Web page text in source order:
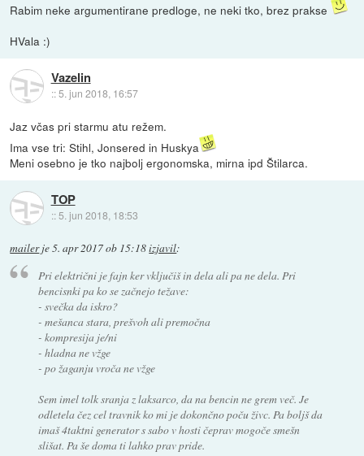
Rabim neke argumentirane predloge, ne neki tko, brez prakse
HVala :)
Vazelin
::5. jun 2018, 16:57
Jaz včas pri starmu atu režem.
Ima vse tri: Stihl, Jonsered in Huskya
Meni osebno je tko najbolj ergonomska, mirna ipd Štilarca.
TOP
:: 5. jun 2018, 18:53
mailerje5. apr 2017 ob 15:18izjavil:
Pri električni je fajn ker vključiš in dela ali pa ne dela. Pri
bencisnki pa ko se začnejo težave:
- svečka da iskro?
- mešanca stara, prešvoh ali premočna
- kompresija je/ni
- hladna ne vžge
- po žaganju vroča ne vžge
Sem imel tolk sranja z laksarco, da na bencin ne grem več. Je
odletela čez cel travnik ko mi je dokončno poču živc. Pa boljš da
imaš 4taktni generator s sabo v hosti čeprav mogoče smešn
slišat. Pa še doma ti lahko prav pride.